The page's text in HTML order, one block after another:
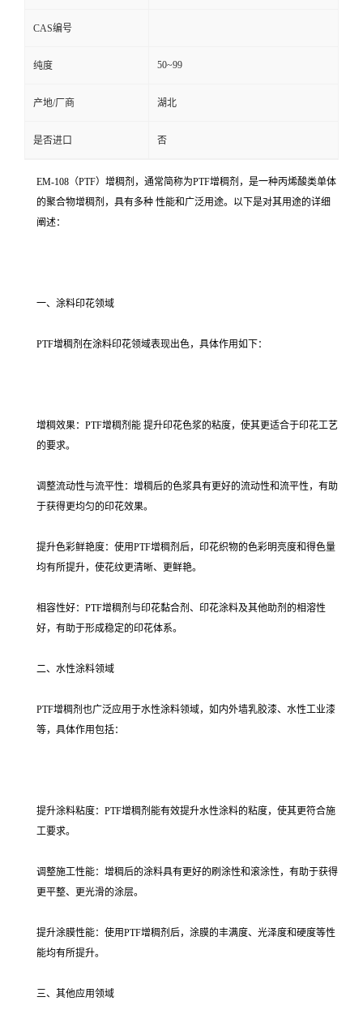
CAS编号
纯度 50~99
产地/厂商 湖北
是否进口 否
EM-108（PTF）增稠剂，通常简称为PTF增稠剂，是一种丙烯酸类单体
的聚合物增稠剂，具有多种 性能和广泛用途。以下是对其用途的详细
阐述：
一、涂料印花领域
PTF增稠剂在涂料印花领域表现出色，具体作用如下：
增稠效果：PTF增稠剂能 提升印花色浆的粘度，使其更适合于印花工艺
的要求。
调整流动性与流平性：增稠后的色浆具有更好的流动性和流平性，有助
于获得更均匀的印花效果。
提升色彩鲜艳度：使用PTF增稠剂后，印花织物的色彩明亮度和得色量
均有所提升，使花纹更清晰、更鲜艳。
相容性好：PTF增稠剂与印花黏合剂、印花涂料及其他助剂的相溶性
好，有助于形成稳定的印花体系。
二、水性涂料领域
PTF增稠剂也广泛应用于水性涂料领域，如内外墙乳胶漆、水性工业漆
等，具体作用包括：
提升涂料粘度：PTF增稠剂能有效提升水性涂料的粘度，使其更符合施
工要求。
调整施工性能：增稠后的涂料具有更好的刷涂性和滚涂性，有助于获得
更平整、更光滑的涂层。
提升涂膜性能：使用PTF增稠剂后，涂膜的丰满度、光泽度和硬度等性
能均有所提升。
三、其他应用领域